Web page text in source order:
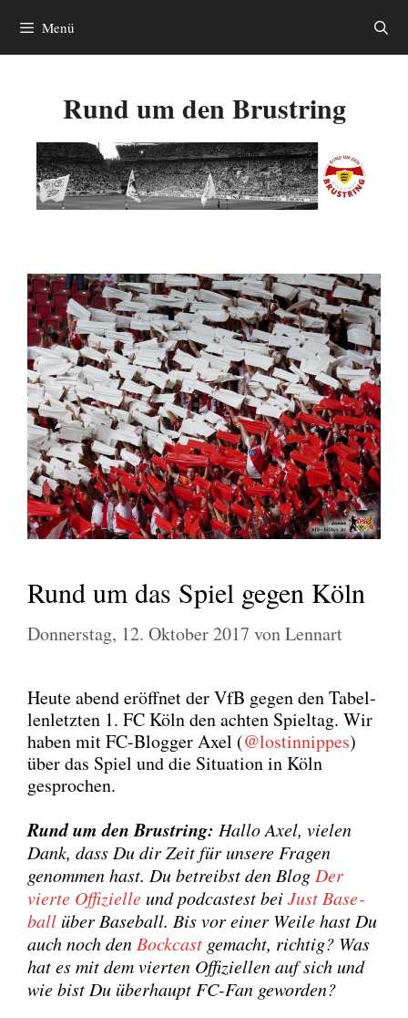
Inhalt
springen
Menü
Rund um den Brustring
Rund um das Spiel gegen Köln
Donnerstag, 12. Oktober 2017 vonLennart
Heu­te abend eröff­net der VfB gegen den Tabel­
len­letz­ten 1. FC Köln den ach­ten Spiel­tag. Wir
haben mit FC-Blog­ger Axel (@lostinnippes)
über das Spiel und die Situa­ti­on in Köln
gespro­chen.
Rund um den Brust­ring: Hal­lo Axel, vie­len
Dank, dass Du dir Zeit für unse­re Fra­gen
genom­men hast. Du betreibst den Blog Der
vier­te Offi­zi­el­leund pod­cas­test beiJust Base­
ballüber Base­ball. Bis vor einer Wei­le hast Du
auch noch den Bock­cast gemacht, rich­tig? Was
hat es mit dem vier­ten Offi­zi­el­len auf sich und
wie bist Du über­haupt FC-Fan gewor­den?